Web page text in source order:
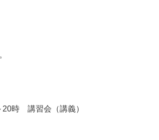
時 講習会（講義）